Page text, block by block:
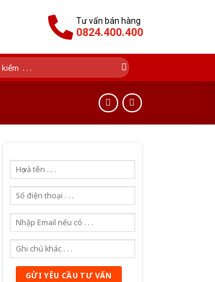
Tư vấn bán hàng
0824.400.400